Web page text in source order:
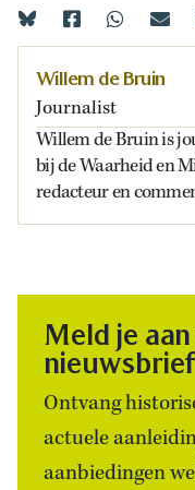
Willem de Bruin
Journalist
Willem de Bruin is
bij de Waarheid en
redacteur en
Meld je
Ontvang
actuele
aanbiedingen